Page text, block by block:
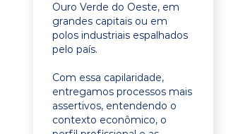
Ouro Verde do Oeste, em
grandes capitais ou em
polos industriais espalhados
pelo país.
Com essa capilaridade,
entregamos processos mais
assertivos, entendendo o
contexto econômico, o